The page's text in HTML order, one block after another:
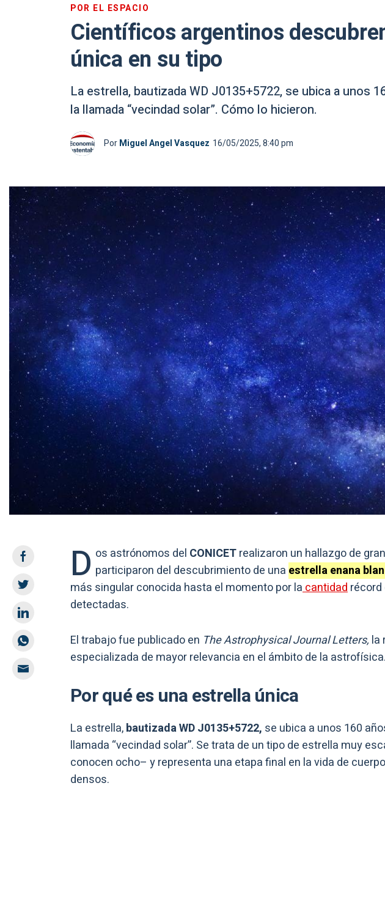
POR EL ESPACIO
Científicos argentinos
única en su tipo
La estrella, bautizada WD J0135+5722, se ubica a unos
la llamada “vecindad solar”. Cómo lo hicieron.
PorMiguel Angel Vasquez 16/05/2025, 8:40 pm
D os astrónomos del CONICETrealizaron un hallazgo de
participaron del descubrimiento de una estrella enana
más singular conocida hasta el momento por lacantidad
detectadas.
El trabajo fue publicado en The Astrophysical Journal Letters, la
especializada de mayor relevancia en el ámbito de la astrofísica.
Por qué es una estrella única
La estrella,bautizada WD J0135+5722, se ubica a unos 160
llamada “vecindad solar”. Se trata de un tipo de estrella muy
conocen ocho– y representa una etapa final en la vida de
densos.